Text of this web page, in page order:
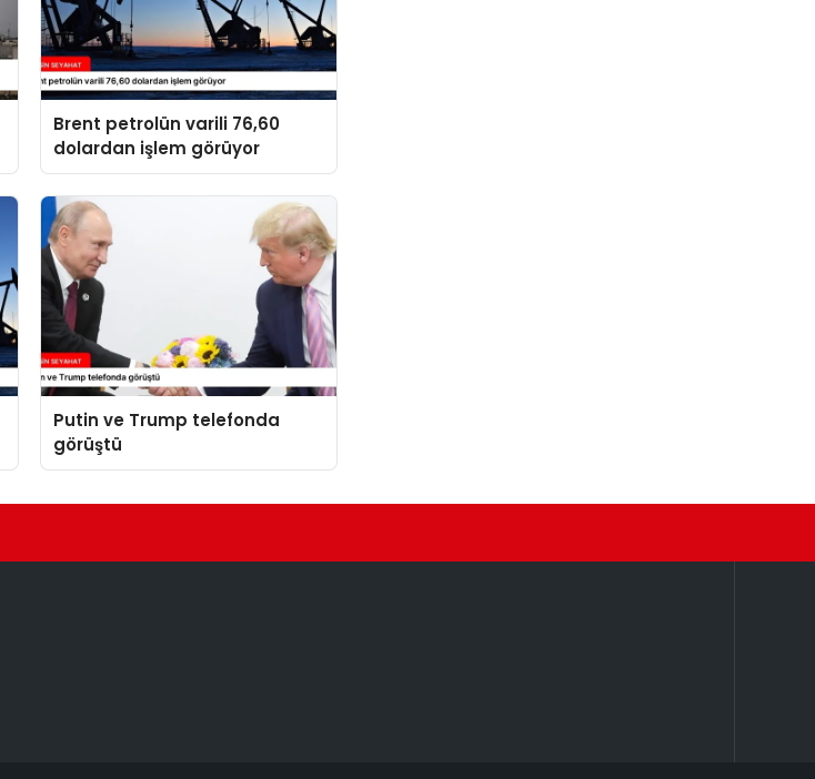
Brent petrolün varili 76,60
dolardan işlem görüyor
Putin ve Trump telefonda
görüştü